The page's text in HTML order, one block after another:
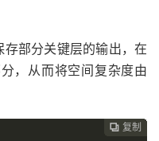
存部分关键层的输出，在
，从而将空间复杂度由
 复制
 复制
 复制
 复制
 复制
 复制
 复制
 复制
 复制
 复制
 复制
 复制
 复制
 复制
 复制
 复制
 复制
 复制
 复制
 复制
 复制
 复制
 复制
 复制
 复制
 复制